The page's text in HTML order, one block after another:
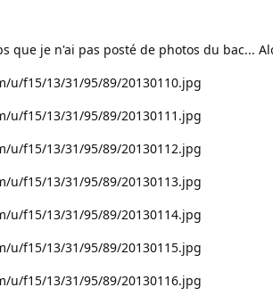
que je n'ai pas posté de photos du bac...
u/f15/13/31/95/89/20130110.jpg
u/f15/13/31/95/89/20130111.jpg
u/f15/13/31/95/89/20130112.jpg
u/f15/13/31/95/89/20130113.jpg
u/f15/13/31/95/89/20130114.jpg
u/f15/13/31/95/89/20130115.jpg
u/f15/13/31/95/89/20130116.jpg